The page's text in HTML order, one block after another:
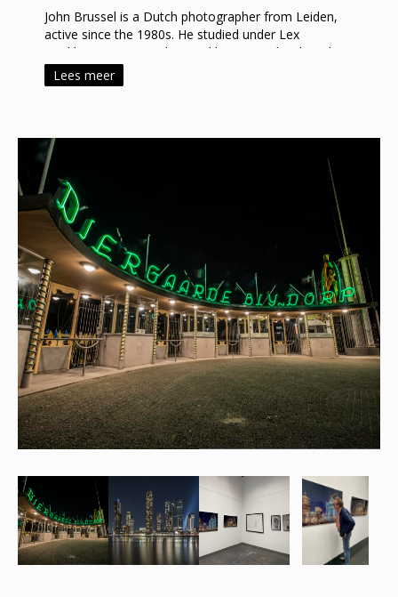
John Brussel is a Dutch photographer from Leiden,
active since the 1980s. He studied under Lex
Werkheim in Amsterdam and has since developed a
reputation as a skilled photographer, specializing in
vibrant, contemporary art photography. His work is
intensity and depth.
Lees meer